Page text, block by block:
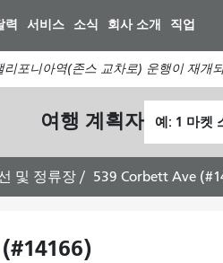
력 서비스 소식 회사 소개 직업
포니아역(존스 교차로) 운행이 재개
여행 계획자
위
치
및 정류장 539 Corbett Ave